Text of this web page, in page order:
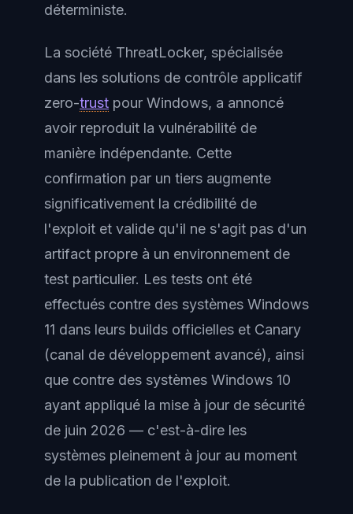
déterministe.
La société ThreatLocker, spécialisée
dans les solutions de contrôle applicatif
zero-trust pour Windows, a annoncé
avoir reproduit la vulnérabilité de
manière indépendante. Cette
confirmation par un tiers augmente
significativement la crédibilité de
l'exploit et valide qu'il ne s'agit pas d'un
artifact propre à un environnement de
test particulier. Les tests ont été
effectués contre des systèmes Windows
11 dans leurs builds officielles et Canary
(canal de développement avancé), ainsi
que contre des systèmes Windows 10
ayant appliqué la mise à jour de sécurité
de juin 2026 — c'est-à-dire les
systèmes pleinement à jour au moment
de la publication de l'exploit.